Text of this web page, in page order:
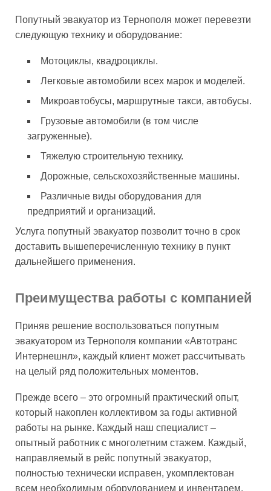
Попутный эвакуатор из Тернополя может перевезти
следующую технику и оборудование:
Мотоциклы, квадроциклы.
Легковые автомобили всех марок и моделей.
Микроавтобусы, маршрутные такси, автобусы.
Грузовые автомобили (в том числе
загруженные).
Тяжелую строительную технику.
Дорожные, сельскохозяйственные машины.
Различные виды оборудования для
предприятий и организаций.
Услуга попутный эвакуатор позволит точно в срок
доставить вышеперечисленную технику в пункт
дальнейшего применения.
Преимущества работы с компанией
Приняв решение воспользоваться попутным
эвакуатором из Тернополя компании «Автотранс
Интернешнл», каждый клиент может рассчитывать
на целый ряд положительных моментов.
Прежде всего – это огромный практический опыт,
который накоплен коллективом за годы активной
работы на рынке. Каждый наш специалист –
опытный работник с многолетним стажем. Каждый,
направляемый в рейс попутный эвакуатор,
полностью технически исправен, укомплектован
всем необходимым оборудованием и инвентарем.